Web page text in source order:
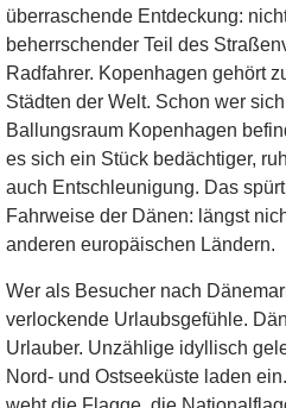
überraschende Entdeckung:
beherrschender Teil des
Radfahrer. Kopenhagen gehört
Städten der Welt. Schon wer
Ballungsraum Kopenhagen
es sich ein Stück bedächtiger,
auch Entschleunigung. Das
Fahrweise der Dänen: längst
anderen europäischen Ländern.
Wer als Besucher nach
verlockende Urlaubsgefühle.
Urlauber. Unzählige idyllisch
Nord- und Ostseeküste laden